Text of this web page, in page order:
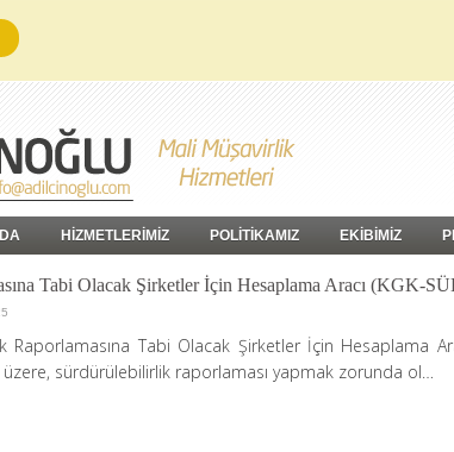
HİZMETLERİMİZ POLİTİKAMIZ EKİBİMİZ
Tabi Olacak Şirketler İçin Hesaplama Aracı (KGK-
Raporlamasına Tabi Olacak Şirketler İçin Hesaplama
üzere, sürdürülebilirlik raporlaması yapmak zorunda ol…